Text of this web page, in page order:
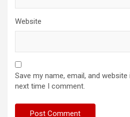
Website
Save my name, email, and
next time I comment.